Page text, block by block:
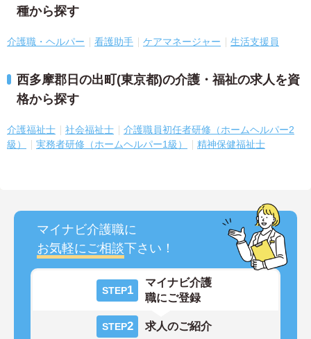
種から探す
介護職・ヘルパー 看護助手 ケアマネージャー 生活支援員
西多摩郡日の出町(東京都)の介護・福祉の求人を資
格から探す
介護福祉士 社会福祉士
介護職員初任者研修（ホームヘルパー2
級）
実務者研修（ホームヘルパー1級） 精神保健福祉士
マイナビ介護職に
お気軽にご相談下さい！
STEP1
マイナビ介護
職にご登録
STEP2 求人のご紹介